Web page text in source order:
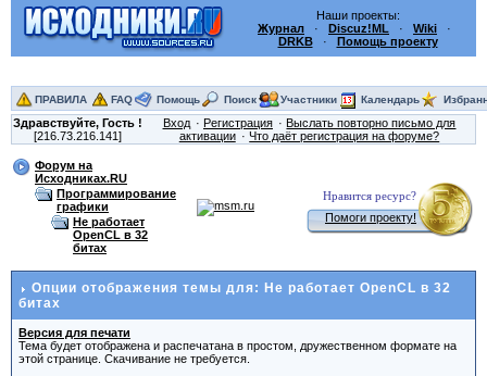
Наши проекты:
Журнал · Discuz!ML · Wiki ·
DRKB· Помощь проекту
ПРАВИЛА FAQ Помощь Поиск Участники Календарь
Здравствуйте, Гость !
[216.73.216.141]
Вход Регистрация
Выслать повторно письмо для
активации
Что даёт регистрация на форуме?
Форум на
Исходниках.RU
Программирование
графики
Не работает
OpenCL в 32
битах
Нравится ресурс?
Помоги проекту!
Опции отображения темы для: Не работает OpenCL в 32
битах
Версия для печати
Тема будет отображена и распечатана в простом, дружественном формате на
этой странице. Скачивание не требуется.